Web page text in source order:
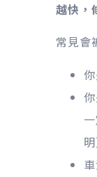
越快，
常見會
明